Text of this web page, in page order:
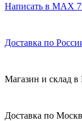
Написать в MAX
Доставка по
Магазин и склад в
Доставка по